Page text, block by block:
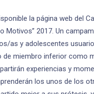
la página web del
Motivos” 2017. Un
as y adolescentes
de miembro inferior como
experiencias y
los unos de los